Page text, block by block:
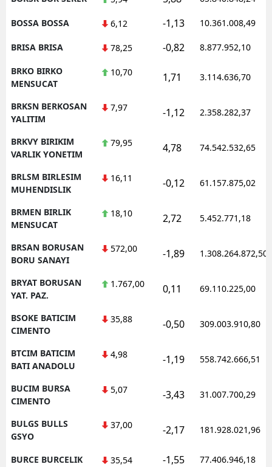
BOSSA BOSSA 6,12 -1,13 10.361.008,49
BRISA BRISA 78,25 -0,82 8.877.952,10
BRKO BIRKO
MENSUCAT
10,70 1,71 3.114.636,70
BRKSN BERKOSAN
YALITIM
7,97 -1,12 2.358.282,37
BRKVY BIRIKIM
VARLIK YONETIM
79,95 4,78 74.542.532,65
BRLSM BIRLESIM
MUHENDISLIK
16,11 -0,12 61.157.875,02
BRMEN BIRLIK
MENSUCAT
18,10 2,72 5.452.771,18
BRSAN BORUSAN
BORU SANAYI
572,00 -1,89 1.308.264.872,50
BRYAT BORUSAN
YAT. PAZ.
1.767,00 0,11 69.110.225,00
BSOKE BATICIM
CIMENTO
35,88 -0,50 309.003.910,80
BTCIM BATICIM
BATI ANADOLU
4,98 -1,19 558.742.666,51
BUCIM BURSA
CIMENTO
5,07 -3,43 31.007.700,29
BULGS BULLS
GSYO
37,00 -2,17 181.928.021,96
BURCE BURCELIK 35,54 -1,55 77.406.946,18